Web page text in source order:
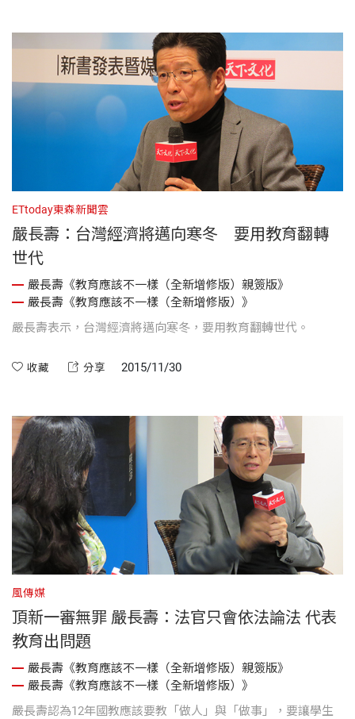
ETtoday東森新聞雲
嚴長壽：台灣經濟將邁向寒冬 要用教育翻轉
世代
嚴長壽《教育應該不一樣（全新增修版）親簽版》
嚴長壽《教育應該不一樣（全新增修版）》
嚴長壽表示，台灣經濟將邁向寒冬，要用教育翻轉世代。
收藏 分享 2015/11/30
風傳媒
頂新一審無罪 嚴長壽：法官只會依法論法 代表
教育出問題
嚴長壽《教育應該不一樣（全新增修版）親簽版》
嚴長壽《教育應該不一樣（全新增修版）》
嚴長壽認為12年國教應該要教「做人」與「做事」，要讓學生